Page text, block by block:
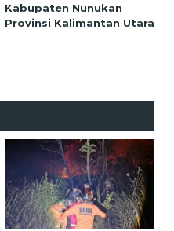
Kabupaten Nunukan
Provinsi Kalimantan Utara